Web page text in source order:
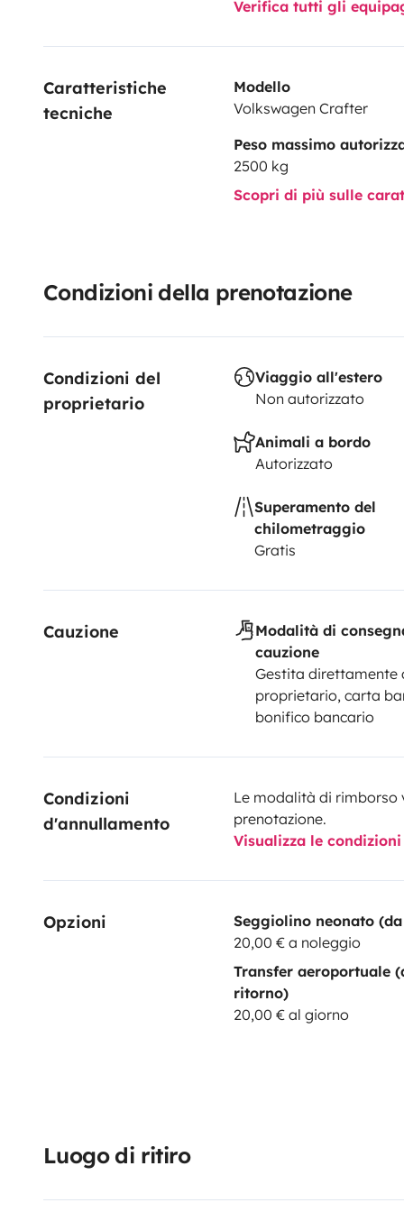
Verifica tutti gli
Caratteristiche
tecniche
Modello
Volkswagen Crafter
Peso massimo
2500 kg
Scopri di più sulle
Condizioni della prenotazione
Condizioni del
proprietario
Viaggio all'estero
Non autorizzato
Animali a bordo
Autorizzato
Superamento del
chilometraggio
Gratis
Cauzione
Modalità di
cauzione
Gestita direttamente
proprietario, carta
bonifico bancario
Condizioni
d'annullamento
Le modalità di rimborso
prenotazione.
Visualizza le condizioni
Opzioni
Seggiolino neonato
20,00 € a noleggio
Transfer aeroportuale
ritorno)
20,00 € al giorno
Luogo di ritiro